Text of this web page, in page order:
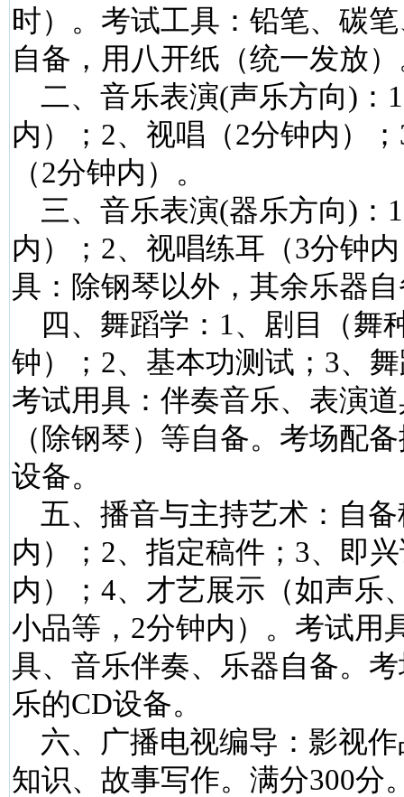
时）。考试工具：铅笔、碳
自备，用八开纸（统一发放
二、音乐表演(声乐方向)：
内）；2、视唱（2分钟内）
（2分钟内）。
三、音乐表演(器乐方向)：
内）；2、视唱练耳（3分钟
具：除钢琴以外，其余乐器
四、舞蹈学：1、剧目（舞
钟）；2、基本功测试；3、
考试用具：伴奏音乐、表演
（除钢琴）等自备。考场配
设备。
五、播音与主持艺术：自备
内）；2、指定稿件；3、即
内）；4、才艺展示（如声乐
小品等，2分钟内）。考试用
具、音乐伴奏、乐器自备。
乐的CD设备。
六、广播电视编导：影视作
知识、故事写作。满分300分